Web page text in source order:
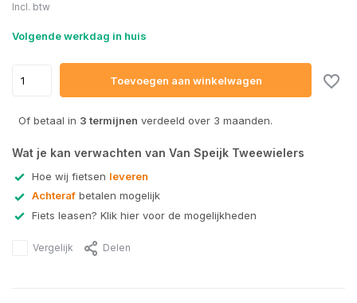
Incl. btw
Volgende werkdag in huis
Toevoegen aan winkelwagen
Of betaal in 3 termijnen verdeeld over 3 maanden.
Wat je kan verwachten van Van Speijk Tweewielers
Hoe wij fietsen leveren
Achteraf betalen mogelijk
Fiets leasen? Klik hier voor de mogelijkheden
Vergelijk Delen